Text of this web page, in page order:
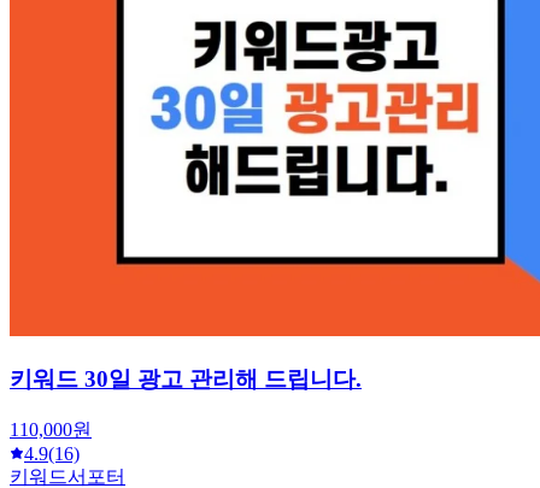
키워드 30일 광고 관리해 드립니다.
110,000원
4.9(16)
키워드서포터